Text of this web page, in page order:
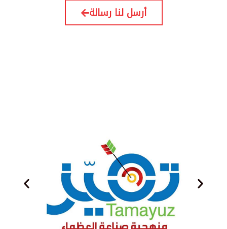
أرسل لنا رسالة